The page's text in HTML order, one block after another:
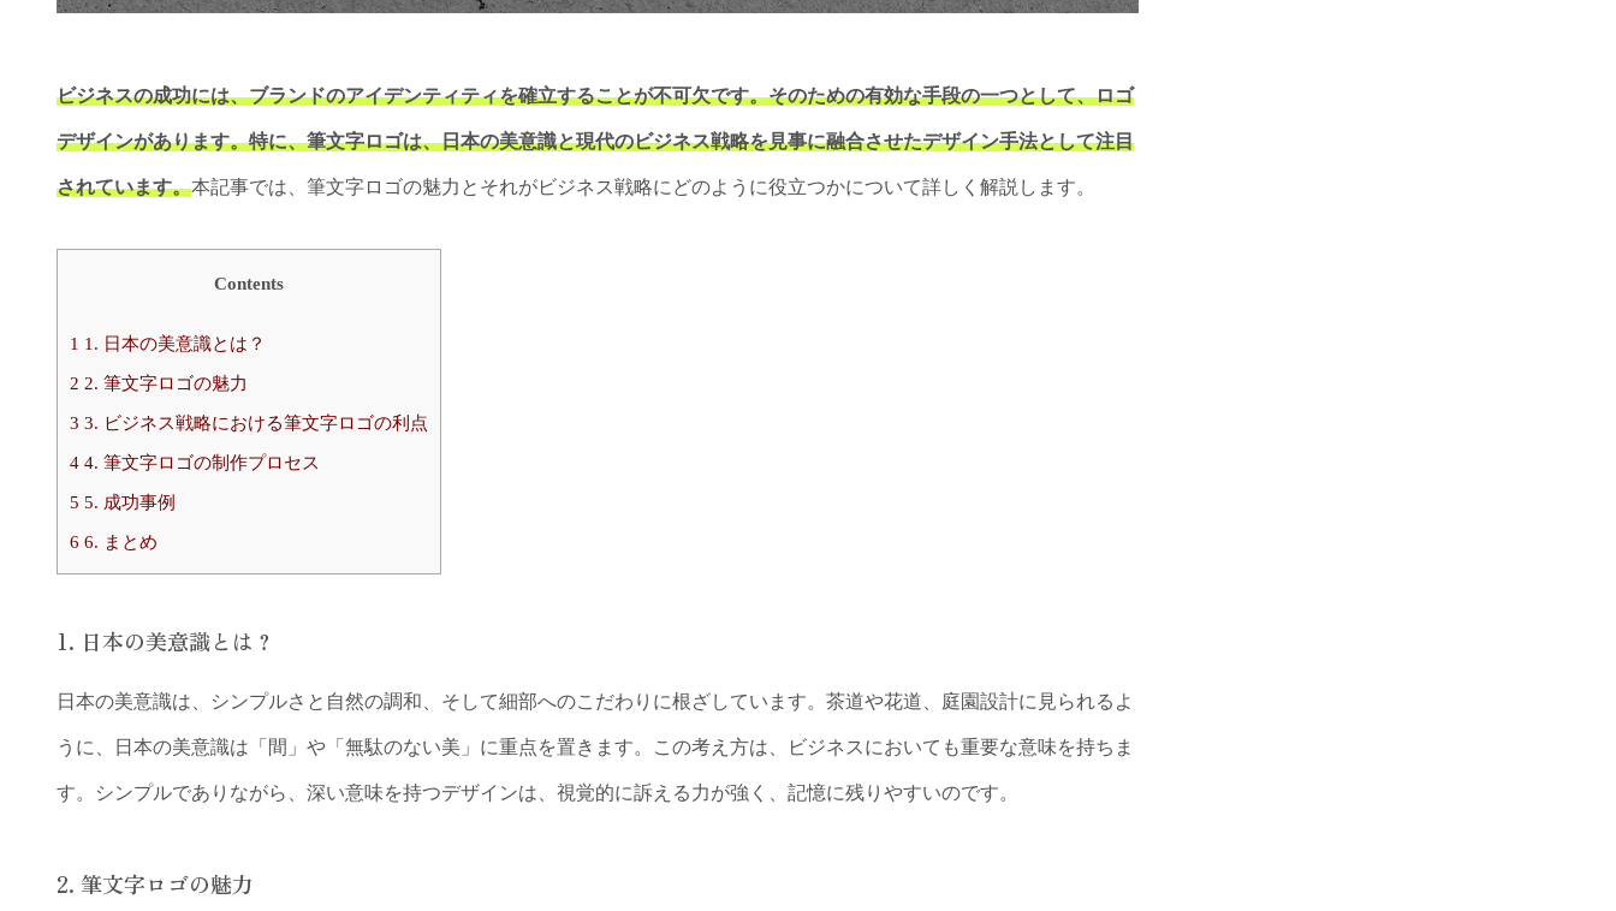
ビジネスの成功には、ブランドのアイデンティティを確立することが不可欠です。そのための有効な手段の一つとして、ロゴ
デザインがあります。特に、筆文字ロゴは、日本の美意識と現代のビジネス戦略を見事に融合させたデザイン手法として注目
されています。本記事では、筆文字ロゴの魅力とそれがビジネス戦略にどのように役立つかについて詳しく解説します。
Contents
1 1. 日本の美意識とは？
2 2. 筆文字ロゴの魅力
3 3. ビジネス戦略における筆文字ロゴの利点
4 4. 筆文字ロゴの制作プロセス
5 5. 成功事例
6 6. まとめ
1. 日本の美意識とは？
日本の美意識は、シンプルさと自然の調和、そして細部へのこだわりに根ざしています。茶道や花道、庭園設計に見られるよ
うに、日本の美意識は「間」や「無駄のない美」に重点を置きます。この考え方は、ビジネスにおいても重要な意味を持ちま
す。シンプルでありながら、深い意味を持つデザインは、視覚的に訴える力が強く、記憶に残りやすいのです。
2. 筆文字ロゴの魅力